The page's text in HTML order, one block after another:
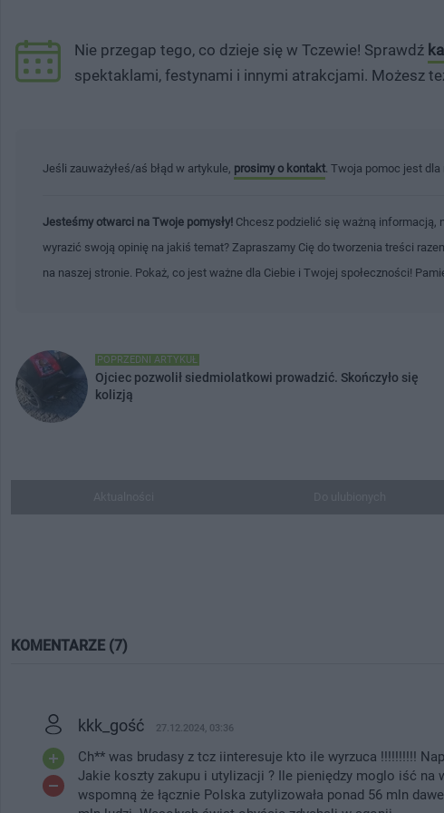
Nie przegap tego, co dzieje się w Tczewie! Sprawdź
spektaklami, festynami i innymi atrakcjami. Możesz
Jeśli zauważyłeś/aś błąd w artykule, prosimy o kontakt . Twoja pomoc jest
Jesteśmy otwarci na Twoje pomysły! Chcesz podzielić się ważną informacją,
wyrazić swoją opinię na jakiś temat? Zapraszamy Cię do tworzenia treści
na naszej stronie. Pokaż, co jest ważne dla Ciebie i Twojej społeczności!
POPRZEDNI ARTYKUŁ
Ojciec pozwolił siedmiolatkowi prowadzić. Skończyło się
kolizją
KOMENTARZE (7)
kkk_gość 27.12.2024, 03:36
Ch** was brudasy z tcz iinteresuje kto ile wyrzuca !!!!!!!!!!
Jakie koszty zakupu i utylizacji ? Ile pieniędzy moglo iść na
wspomną że łącznie Polska zutylizowała ponad 56 mln